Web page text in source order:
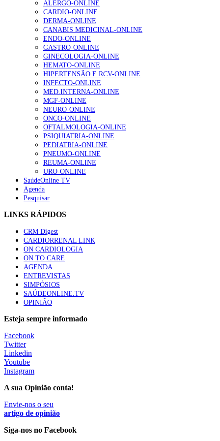
1.º Episódio do Podcast “Frequência Cardio – Sintoniza-
te na Insuficiência Cardíaca” da Bayer
202 visualizações
Alguns milhares de utentes podem ficar sem médico de
família com nova regras do registo, alerta associação
160 visualizações
“Os programas de rastreio do cancro do pulmão são
custo-efetivos e representam um investimento
sustentável para os sistemas de saúde”
94 visualizações
Quase quatro em cada dez doentes com enfarte
88 visualizações
Trodelvy aprovado para primeira linha no cancro da
mama triplo negativo metastático em doentes não
elegíveis para inibidores PD-(L)1
61 visualizações
MAIS NOTÍCIAS
Quase 11.900 jovens recorreram aos cheques psicólogo e
nutricionista no primeiro mês
7 Ago, 2026
ULS de Coimbra estreia cirurgia endoscópica do ouvido com
apoio robótico em Portugal
7 Ago, 2026|0 Comments
ALERGO-ONLINE
CARDIO-ONLINE
DERMA-ONLINE
CANABIS MEDICINAL-ONLINE
ENDO-ONLINE
GASTRO-ONLINE
GINECOLOGIA-ONLINE
HEMATO-ONLINE
HIPERTENSÃO E RCV-ONLINE
INFECTO-ONLINE
MED.INTERNA-ONLINE
MGF-ONLINE
NEURO-ONLINE
ONCO-ONLINE
OFTALMOLOGIA-ONLINE
PSIQUIATRIA-ONLINE
PEDIATRIA-ONLINE
PNEUMO-ONLINE
REUMA-ONLINE
URO-ONLINE
SaúdeOnline TV
Agenda
Pesquisar
LINKS RÁPIDOS
CRM Digest
CARDIORRENAL LINK
ON CARDIOLOGIA
ON TO CARE
AGENDA
ENTREVISTAS
SIMPÓSIOS
SAÚDEONLINE.TV
OPINIÃO
Esteja sempre informado
Facebook
Twitter
Linkedin
Youtube
Instagram
A sua Opinião conta!
Envie-nos o seu
artigo de opinião
Siga-nos no Facebook